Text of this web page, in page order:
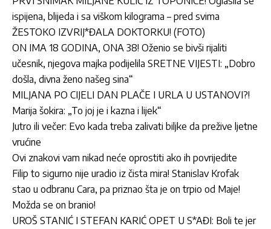
ispijena, blijeda i sa viškom kilograma – pred svima
ŽESTOKO IZVRIJ*ĐALA DOKTORKU! (FOTO)
ON IMA 18 GODINA, ONA 38! Oženio se bivši rijaliti
učesnik, njegova majka podijelila SRETNE VIJESTI: „Dobro
došla, divna ženo našeg sina“
MILJANA PO CIJELI DAN PLAČE I URLA U USTANOVI?!
Marija šokira: „To joj je i kazna i lijek“
Jutro ili večer: Evo kada treba zalivati biljke da prežive ljetne
vrućine
Ovi znakovi vam nikad neće oprostiti ako ih povrijedite
Filip to sigurno nije uradio iz čista mira! Stanislav Krofak
stao u odbranu Cara, pa priznao šta je on trpio od Maje!
Možda se on branio!
UROŠ STANIĆ I STEFAN KARIĆ OPET U S*AĐI: Boli te jer